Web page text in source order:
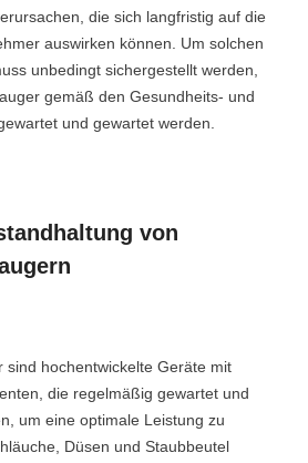
die sich langfristig auf die
auswirken können. Um solchen
unbedingt sichergestellt werden,
gemäß den Gesundheits- und
und gewartet werden.
von
sind hochentwickelte Geräte mit
die regelmäßig gewartet und
um eine optimale Leistung zu
Düsen und Staubbeutel